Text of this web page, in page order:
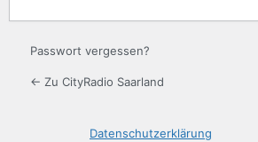
Passwort vergessen?
← Zu CityRadio Saarland
Datenschutzerklärung